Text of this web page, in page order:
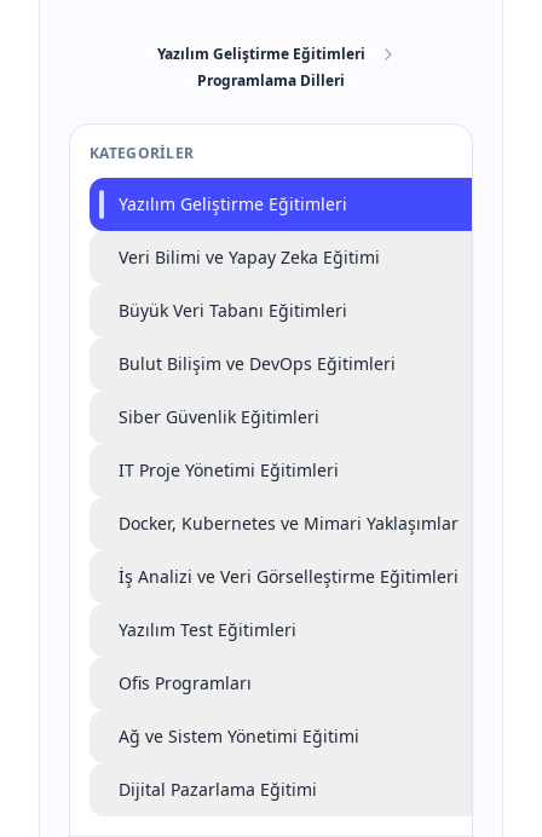
Yazılım Geliştirme Eğitimleri
Programlama Dilleri
KATEGORILER
Yazılım Geliştirme Eğitimleri
Veri Bilimi ve Yapay Zeka Eğitimi
Büyük Veri Tabanı Eğitimleri
Bulut Bilişim ve DevOps Eğitimleri
Siber Güvenlik Eğitimleri
IT Proje Yönetimi Eğitimleri
Docker, Kubernetes ve Mimari Yaklaşımlar
İş Analizi ve Veri Görselleştirme Eğitimleri
Yazılım Test Eğitimleri
Ofis Programları
Ağ ve Sistem Yönetimi Eğitimi
Dijital Pazarlama Eğitimi